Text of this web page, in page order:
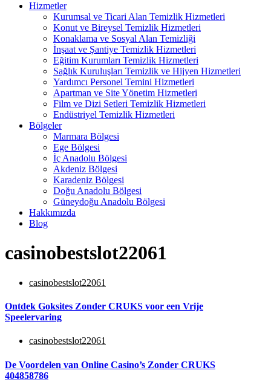
Hizmetler
Kurumsal ve Ticari Alan Temizlik Hizmetleri
Konut ve Bireysel Temizlik Hizmetleri
Konaklama ve Sosyal Alan Temizliği
İnşaat ve Şantiye Temizlik Hizmetleri
Eğitim Kurumları Temizlik Hizmetleri
Sağlık Kuruluşları Temizlik ve Hijyen Hizmetleri
Yardımcı Personel Temini Hizmetleri
Apartman ve Site Yönetim Hizmetleri
Film ve Dizi Setleri Temizlik Hizmetleri
Endüstriyel Temizlik Hizmetleri
Bölgeler
Marmara Bölgesi
Ege Bölgesi
İç Anadolu Bölgesi
Akdeniz Bölgesi
Karadeniz Bölgesi
Doğu Anadolu Bölgesi
Güneydoğu Anadolu Bölgesi
Hakkımızda
Blog
casinobestslot22061
casinobestslot22061
Ontdek Goksites Zonder CRUKS voor een Vrije
Speelervaring
casinobestslot22061
De Voordelen van Online Casino’s Zonder CRUKS
404858786